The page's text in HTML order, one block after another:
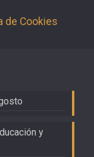
de Cookies
y